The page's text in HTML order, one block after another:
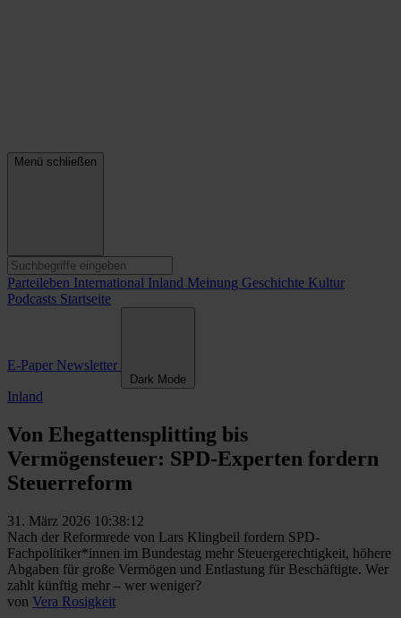
Menü schließen
Parteileben International Inland Meinung Geschichte Kultur
Podcasts Startseite
E-Paper Newsletter
Dark Mode
Inland
Von Ehegattensplitting bis
Vermögensteuer: SPD-Experten fordern
Steuerreform
31. März 2026 10:38:12
Nach der Reformrede von Lars Klingbeil fordern SPD-
Fachpolitiker*innen im Bundestag mehr Steuergerechtigkeit, höhere
Abgaben für große Vermögen und Entlastung für Beschäftigte. Wer
zahlt künftig mehr – wer weniger?
von Vera Rosigkeit